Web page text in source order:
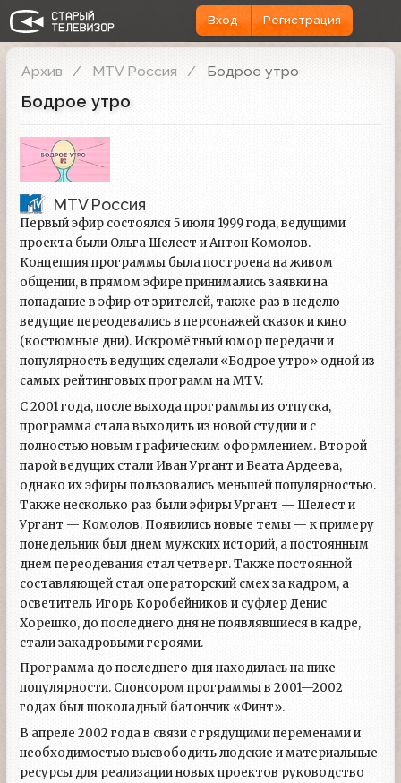
Вход Регистрация
Архив MTV Россия Бодрое утро
Бодрое утро
MTV Россия
Первый эфир состоялся 5 июля 1999 года, ведущими
проекта были Ольга Шелест и Антон Комолов.
Концепция программы была построена на живом
общении, в прямом эфире принимались заявки на
попадание в эфир от зрителей, также раз в неделю
ведущие переодевались в персонажей сказок и кино
(костюмные дни). Искромётный юмор передачи и
популярность ведущих сделали «Бодрое утро» одной из
самых рейтинговых программ на MTV.
С 2001 года, после выхода программы из отпуска,
программа стала выходить из новой студии и с
полностью новым графическим оформлением. Второй
парой ведущих стали Иван Ургант и Беата Ардеева,
однако их эфиры пользовались меньшей популярностью.
Также несколько раз были эфиры Ургант — Шелест и
Ургант — Комолов. Появились новые темы — к примеру
понедельник был днем мужских историй, а постоянным
днем переодевания стал четверг. Также постоянной
составляющей стал операторский смех за кадром, а
осветитель Игорь Коробейников и суфлер Денис
Хорешко, до последнего дня не появлявшиеся в кадре,
стали закадровыми героями.
Программа до последнего дня находилась на пике
популярности. Спонсором программы в 2001—2002
годах был шоколадный батончик «Финт».
В апреле 2002 года в связи с грядущими переменами и
необходимостью высвободить людские и материальные
ресурсы для реализации новых проектов руководство